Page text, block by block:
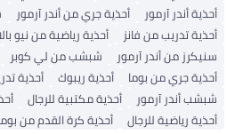
أحذية أندر آرمور
أحذية جري من أندر آرمور
أحذية تدريب من فانز
أحذية رياضية من نيو
سنيكرز من أندر آرمور
شبشب من لي كوبر
أحذية جري من بوما
أحذية ريبوك
أحذية
شبشب أندر آرمور
أحذية مكتبية للرجال
أحذية رياضية للرجال
أحذية كرة القدم من